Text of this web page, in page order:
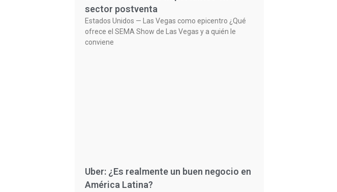
sector postventa
Estados Unidos — Las Vegas como epicentro ¿Qué
ofrece el SEMA Show de Las Vegas y a quién le
conviene
Uber: ¿Es realmente un buen negocio en
América Latina?